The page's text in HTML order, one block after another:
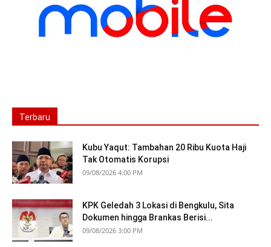
Terbaru
Kubu Yaqut: Tambahan 20 Ribu Kuota Haji
Tak Otomatis Korupsi
09/08/2026 4:00 PM
KPK Geledah 3 Lokasi di Bengkulu, Sita
Dokumen hingga Brankas Berisi...
09/08/2026 3:00 PM